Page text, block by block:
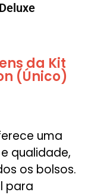
da Kit
(Único)
uma
qualidade,
os bolsos.
para